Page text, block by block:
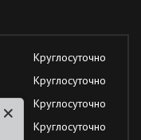
Круглосуточно
Круглосуточно
Круглосуточно
Круглосуточно